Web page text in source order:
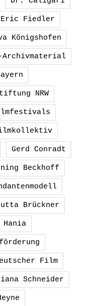
Eric Fiedler
Königshofen
Archivmaterial
NRW
Gerd Conradt
Beckhoff
Brückner
Hania
Film
Schneider